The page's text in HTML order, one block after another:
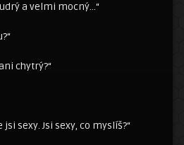
a velmi mocný…“
chytrý?“
sexy. Jsi sexy, co myslíš?“